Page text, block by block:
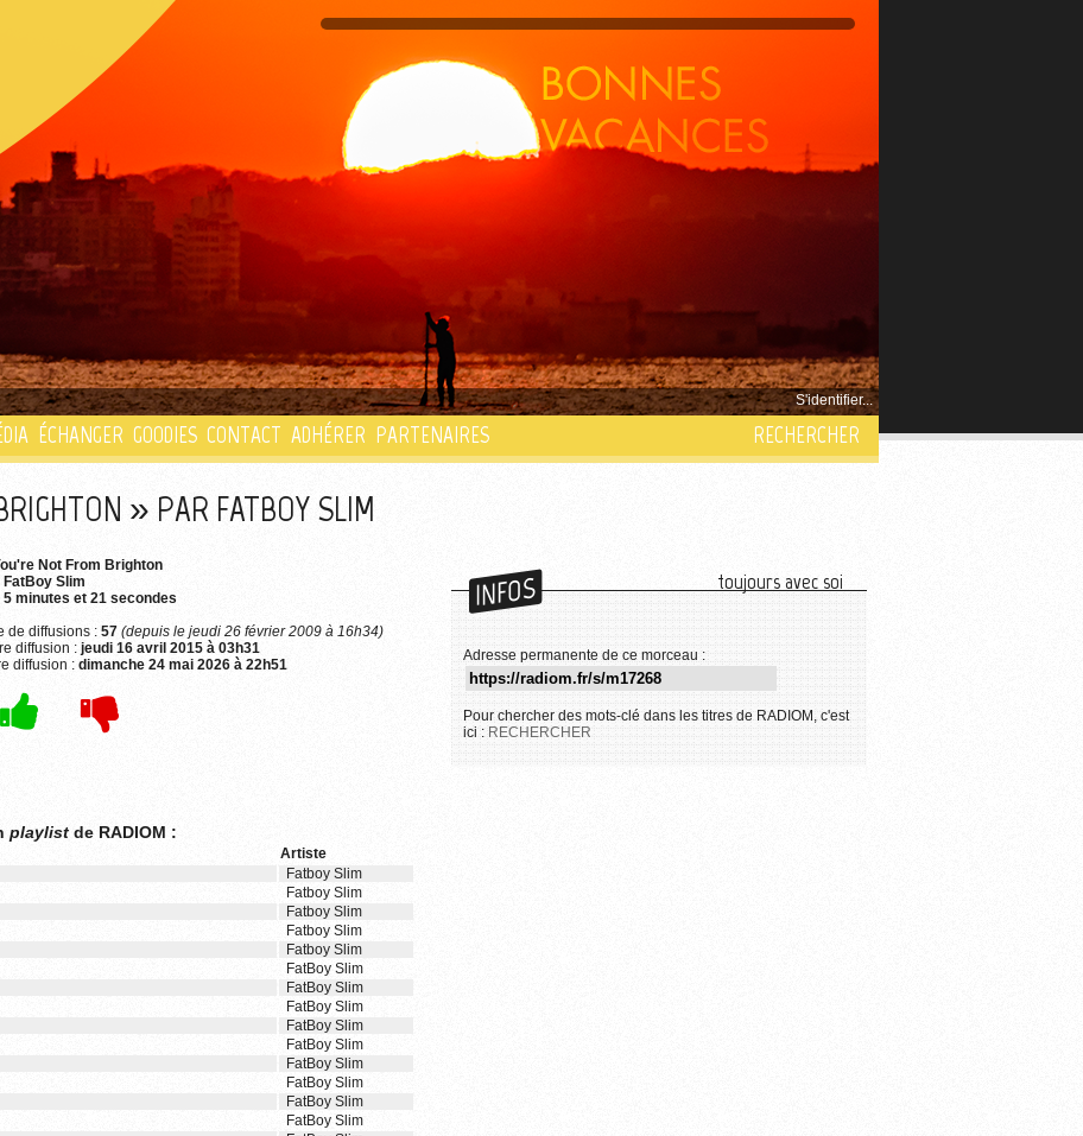
S'identifier...
ÉCHANGER GOODIES CONTACT ADHÉRER PARTENAIRES RECHERCHER
» PAR FATBOY SLIM
Not From Brighton
FatBoy Slim
5 minutes et 21 secondes
de diffusions : 57 (depuis le jeudi 26 février 2009 à 16h34)
diffusion : jeudi 16 avril 2015 à 03h31
diffusion : dimanche 24 mai 2026 à 22h51
playlist de RADIOM :
Artiste
Fatboy Slim
Fatboy Slim
Fatboy Slim
Fatboy Slim
Fatboy Slim
FatBoy Slim
FatBoy Slim
FatBoy Slim
FatBoy Slim
FatBoy Slim
FatBoy Slim
FatBoy Slim
FatBoy Slim
FatBoy Slim
INFOS toujours avec soi
Adresse permanente de ce morceau :
Pour chercher des mots-clé dans les titres de RADIOM, c'est
ici : RECHERCHER